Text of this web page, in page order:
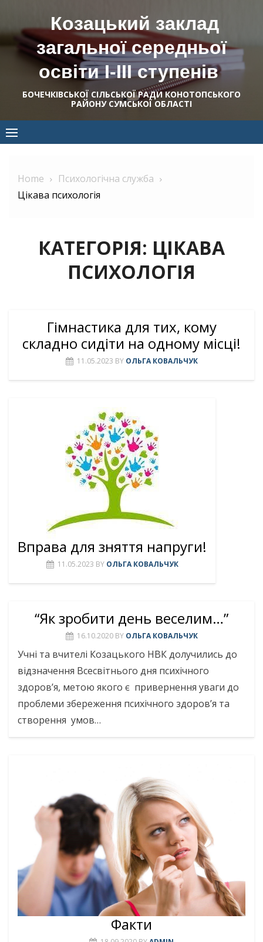
content
Козацький заклад
загальної середньої
освіти І-ІІІ ступенів
БОЧЕЧКІВСЬКОЇ СІЛЬСЬКОЇ РАДИ КОНОТОПСЬКОГО
РАЙОНУ СУМСЬКОЇ ОБЛАСТІ
Home
Психологічна служба
Цікава психологія
КАТЕГОРІЯ: ЦІКАВА
ПСИХОЛОГІЯ
Гімнастика для тих, кому
складно сидіти на одному місці!
11.05.2023 BY ОЛЬГА КОВАЛЬЧУК
Вправа для зняття напруги!
11.05.2023 BY ОЛЬГА КОВАЛЬЧУК
“Як зробити день веселим…”
16.10.2020 BY ОЛЬГА КОВАЛЬЧУК
Учні та вчителі Козацького НВК долучились до
відзначення Всесвітнього дня психічного
здоров’я, метою якого є привернення уваги до
проблеми збереження психічного здоров’я та
створення умов…
Факти